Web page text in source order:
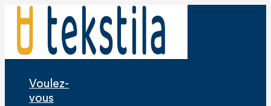
Aller
Voulez-
vous